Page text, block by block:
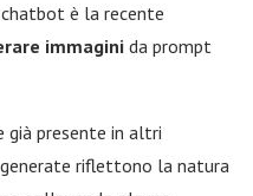
è la recente
immaginida prompt
già presente in altri
riflettono la natura